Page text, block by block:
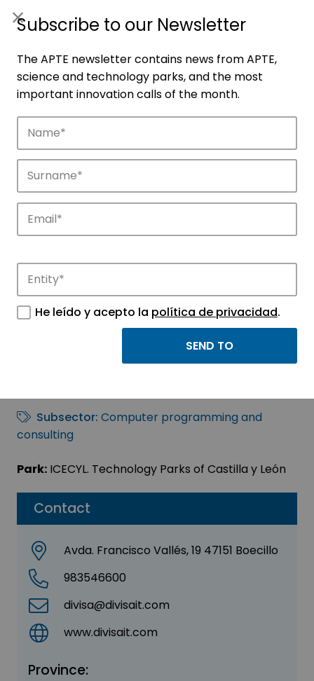
Companies
Discover the companies that drive
innovation in APTE’s parks.
Contact
Avda. Francisco Vallés, 19 47151 Boecillo
983546600
divisa@divisait.com
www.divisait.com
Province:
DIVISA IT, S.A.U.
Subsector: Computer programming and
consulting
Park: ICECYL. Technology Parks of Castilla y León
Subscribe to our Newsletter
The APTE newsletter contains news from APTE,
science and technology parks, and the most
important innovation calls of the month.
He leído y acepto la política de privacidad.